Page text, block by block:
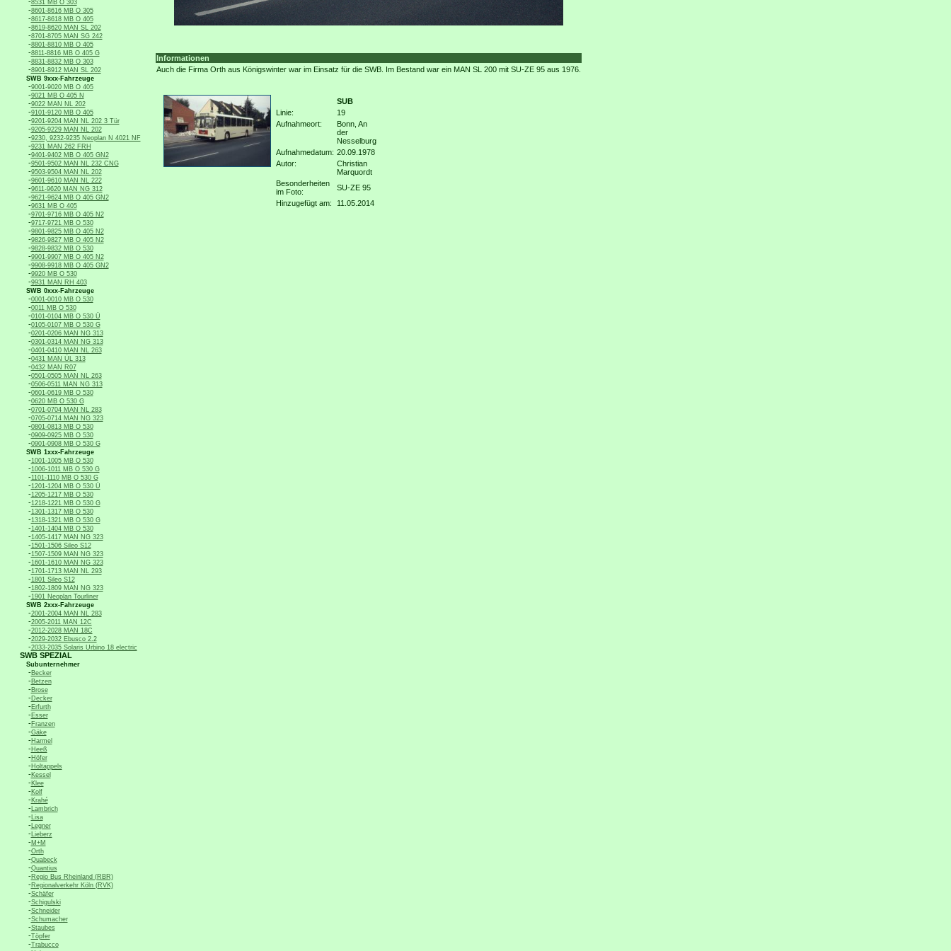
8531 MB O 303
-8601-8616 MB O 305
-8617-8618 MB O 405
-8619-8620 MAN SL 202
-8701-8705 MAN SG 242
-8801-8810 MB O 405
-8811-8816 MB O 405 G
-8831-8832 MB O 303
-8901-8912 MAN SL 202
SWB 9xxx-Fahrzeuge
-9001-9020 MB O 405
-9021 MB O 405 N
-9022 MAN NL 202
-9101-9120 MB O 405
-9201-9204 MAN NL 202 3 Tür
-9205-9229 MAN NL 202
-9230, 9232-9235 Neoplan N 4021 NF
-9231 MAN 262 FRH
-9401-9402 MB O 405 GN2
-9501-9502 MAN NL 232 CNG
-9503-9504 MAN NL 202
-9601-9610 MAN NL 222
-9611-9620 MAN NG 312
-9621-9624 MB O 405 GN2
-9631 MB O 405
-9701-9716 MB O 405 N2
-9717-9721 MB O 530
-9801-9825 MB O 405 N2
-9826-9827 MB O 405 N2
-9828-9832 MB O 530
-9901-9907 MB O 405 N2
-9908-9918 MB O 405 GN2
-9920 MB O 530
-9931 MAN RH 403
SWB 0xxx-Fahrzeuge
-0001-0010 MB O 530
-0011 MB O 530
-0101-0104 MB O 530 Ü
-0105-0107 MB O 530 G
-0201-0206 MAN NG 313
-0301-0314 MAN NG 313
-0401-0410 MAN NL 263
-0431 MAN ÜL 313
-0432 MAN R07
-0501-0505 MAN NL 263
-0506-0511 MAN NG 313
-0601-0619 MB O 530
-0620 MB O 530 G
-0701-0704 MAN NL 283
-0705-0714 MAN NG 323
-0801-0813 MB O 530
-0909-0925 MB O 530
-0901-0908 MB O 530 G
SWB 1xxx-Fahrzeuge
-1001-1005 MB O 530
-1006-1011 MB O 530 G
-1101-1110 MB O 530 G
-1201-1204 MB O 530 Ü
-1205-1217 MB O 530
-1218-1221 MB O 530 G
-1301-1317 MB O 530
-1318-1321 MB O 530 G
-1401-1404 MB O 530
-1405-1417 MAN NG 323
-1501-1506 Sileo S12
-1507-1509 MAN NG 323
-1601-1610 MAN NG 323
-1701-1713 MAN NL 293
-1801 Sileo S12
-1802-1809 MAN NG 323
-1901 Neoplan Tourliner
SWB 2xxx-Fahrzeuge
-2001-2004 MAN NL 283
-2005-2011 MAN 12C
-2012-2028 MAN 18C
-2029-2032 Ebusco 2.2
-2033-2035 Solaris Urbino 18 electric
SWB SPEZIAL
Subunternehmer
-Becker
-Betzen
-Brose
-Decker
-Erfurth
-Esser
-Franzen
-Gäke
-Harmel
-Heeß
-Höfer
-Holtappels
-Kessel
-Klee
-Kolf
-Krahé
-Lambrich
-Lisa
-Legner
-Lieberz
-M+M
-Orth
-Quabeck
-Quantius
-Regio Bus Rheinland (RBR)
-Regionalverkehr Köln (RVK)
-Schäfer
-Schigulski
-Schneider
-Schumacher
-Staubes
-Töpfer
-Trabucco
Informationen
Auch die Firma Orth aus Königswinter war im Einsatz für die SWB. Im Bestand war ein MAN SL 200 mit SU-ZE 95 aus 1976.
SUB
Linie:
19
Aufnahmeort:
Bonn, An
der
Nesselburg
Aufnahmedatum: 20.09.1978
Autor:
Christian
Marquordt
Besonderheiten
im Foto:
SU-ZE 95
Hinzugefügt am:
11.05.2014